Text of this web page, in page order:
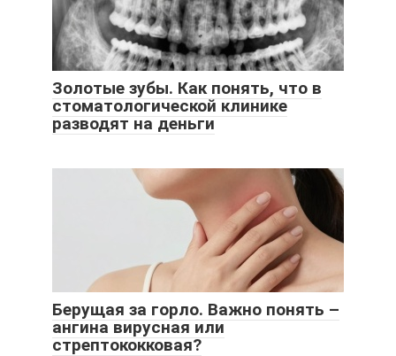
Золотые зубы. Как понять, что в
стоматологической клинике
разводят на деньги
Берущая за горло. Важно понять –
ангина вирусная или
стрептококковая?